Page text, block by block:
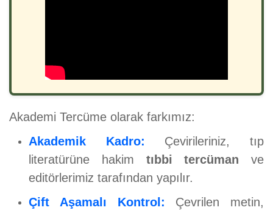
Akademi Tercüme olarak farkımız:
Akademik Kadro: Çevirileriniz, tıp
literatürüne hakim tıbbi tercüman ve
editörlerimiz tarafından yapılır.
Çift Aşamalı Kontrol: Çevrilen metin,